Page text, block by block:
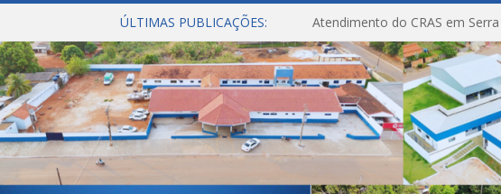
ÚLTIMAS PUBLICAÇÕES: Atendimento do CRAS em Serra